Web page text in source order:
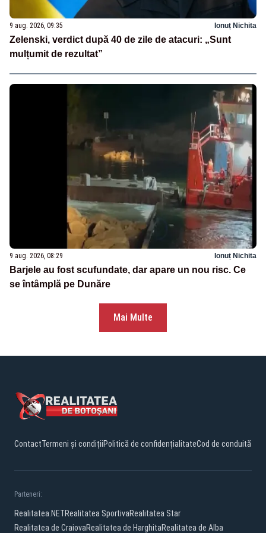
9 aug. 2026, 09:35 Ionuț Nichita
Zelenski, verdict după 40 de zile de atacuri: „Sunt
mulțumit de rezultat”
9 aug. 2026, 08:29 Ionuț Nichita
Barjele au fost scufundate, dar apare un nou risc. Ce
se întâmplă pe Dunăre
Mai Multe
ContactTermeni și condițiiPolitică de confidențialitateCod de conduită
Parteneri:
Realitatea.NETRealitatea SportivaRealitatea Star
Realitatea de CraiovaRealitatea de HarghitaRealitatea de Alba